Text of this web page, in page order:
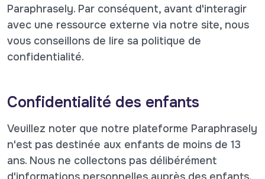
Paraphrasely. Par conséquent, avant d'interagir
avec une ressource externe via notre site, nous
vous conseillons de lire sa politique de
confidentialité.
Confidentialité des enfants
Veuillez noter que notre plateforme Paraphrasely
n'est pas destinée aux enfants de moins de 13
ans. Nous ne collectons pas délibérément